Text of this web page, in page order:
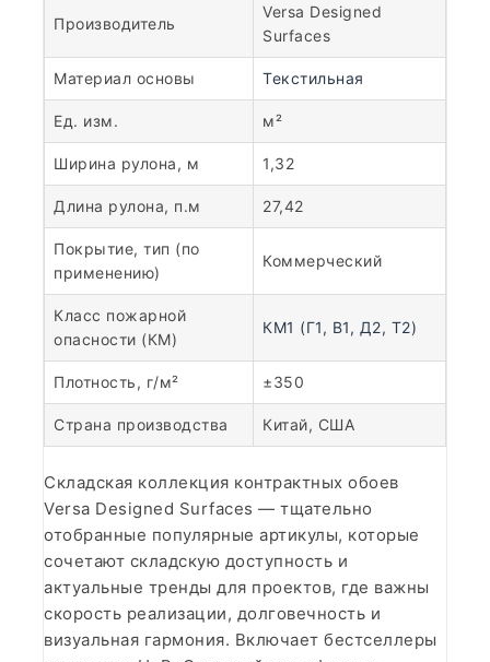
Производитель
Versa Designed
Surfaces
Материал основы Текстильная
Ед. изм. м²
Ширина рулона, м 1,32
Длина рулона, п.м 27,42
Покрытие, тип (по
применению)
Коммерческий
Класс пожарной
опасности (КМ)
КМ1 (Г1, В1, Д2, Т2)
Плотность, г/м² ±350
Страна производства Китай, США
Складская коллекция контрактных обоев
Versa Designed Surfaces — тщательно
отобранные популярные артикулы, которые
сочетают складскую доступность и
актуальные тренды для проектов, где важны
скорость реализации, долговечность и
визуальная гармония. Включает бестселлеры